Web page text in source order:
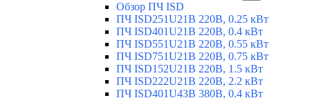
Обзор ПЧ ISD
ПЧ ISD251U21B 220В, 0.25 кВт
ПЧ ISD401U21B 220В, 0.4 кВт
ПЧ ISD551U21B 220В, 0.55 кВт
ПЧ ISD751U21B 220В, 0.75 кВт
ПЧ ISD152U21B 220В, 1.5 кВт
ПЧ ISD222U21B 220В, 2.2 кВт
ПЧ ISD401U43B 380В, 0.4 кВт